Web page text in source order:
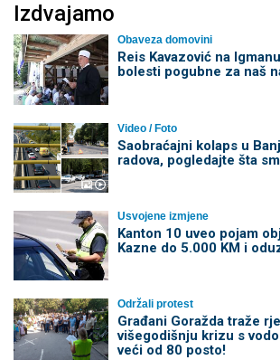
Izdvajamo
Obaveza domovini
Reis Kavazović na
bolesti pogubne za naš
Video / Foto
Saobraćajni kolaps u
radova, pogledajte šta
Usvojene izmjene
Kanton 10 uveo pojam
Kazne do 5.000 KM i
Održali protest
Građani Goražda traže
višegodišnju krizu s
veći od 80 posto!